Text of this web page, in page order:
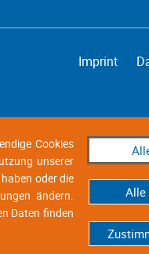
Imprint
Cookies
unserer
oder die
ändern.
Daten finden
Alle